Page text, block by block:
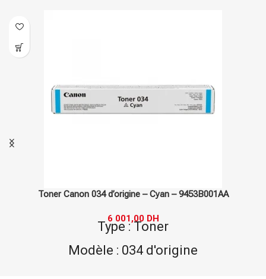
Toner Hp 305A d’origine – Cyan – CE411A
2 749,00 DH
Type : Toner
Modèle : 305A d'origine